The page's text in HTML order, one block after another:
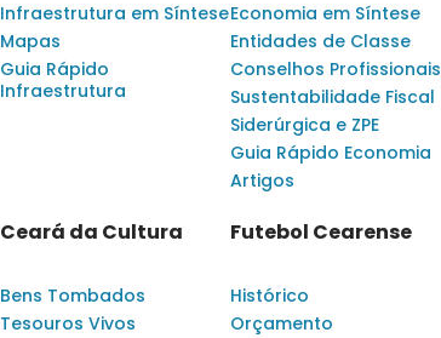
Infraestrutura em Síntese
Mapas
Guia Rápido
Infraestrutura
Economia em Síntese
Entidades de Classe
Conselhos Profissionais
Sustentabilidade Fiscal
Siderúrgica e ZPE
Guia Rápido Economia
Artigos
Ceará da Cultura
Bens Tombados
Tesouros Vivos
Futebol Cearense
Histórico
Orçamento